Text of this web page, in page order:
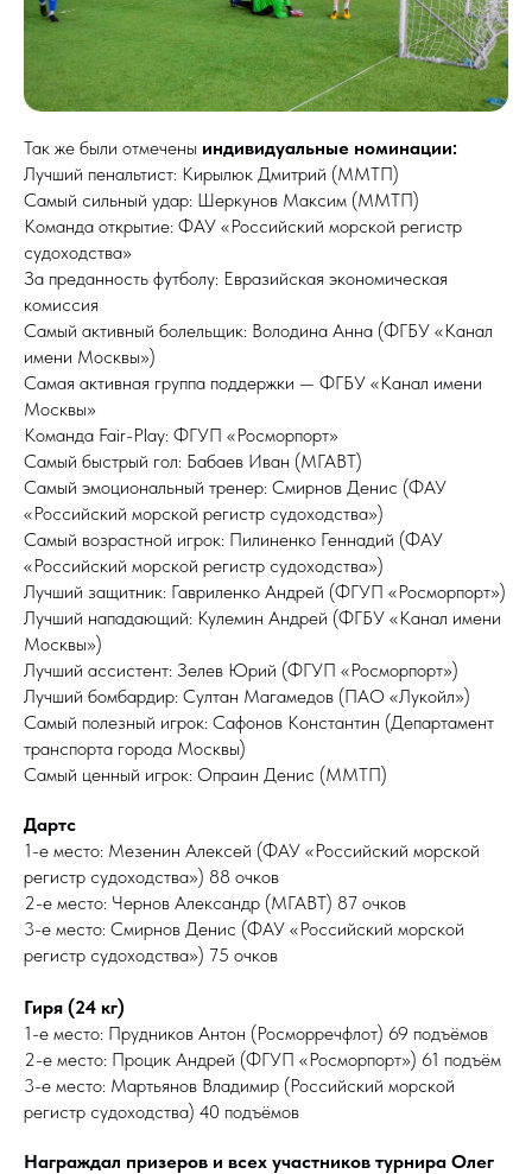
Так же были отмечены индивидуальные номинации:
Лучший пенальтист: Кирылюк Дмитрий (ММТП)
Самый сильный удар: Шеркунов Максим (ММТП)
Команда открытие: ФАУ «Российский морской регистр
судоходства»
За преданность футболу: Евразийская экономическая
комиссия
Самый активный болельщик: Володина Анна (ФГБУ «Канал
имени Москвы»)
Самая активная группа поддержки — ФГБУ «Канал имени
Москвы»
Команда Fair-Play: ФГУП «Росморпорт»
Самый быстрый гол: Бабаев Иван (МГАВТ)
Самый эмоциональный тренер: Смирнов Денис (ФАУ
«Российский морской регистр судоходства»)
Самый возрастной игрок: Пилиненко Геннадий (ФАУ
«Российский морской регистр судоходства»)
Лучший защитник: Гавриленко Андрей (ФГУП «Росморпорт»)
Лучший нападающий: Кулемин Андрей (ФГБУ «Канал имени
Москвы»)
Лучший ассистент: Зелев Юрий (ФГУП «Росморпорт»)
Лучший бомбардир: Султан Магамедов (ПАО «Лукойл»)
Самый полезный игрок: Сафонов Константин (Департамент
транспорта города Москвы)
Самый ценный игрок: Опраин Денис (ММТП)
Дартс
1-е место: Мезенин Алексей (ФАУ «Российский морской
регистр судоходства») 88 очков
2-е место: Чернов Александр (МГАВТ) 87 очков
3-е место: Смирнов Денис (ФАУ «Российский морской
регистр судоходства») 75 очков
Гиря (24 кг)
1-е место: Прудников Антон (Росморречфлот) 69 подъёмов
2-е место: Процик Андрей (ФГУП «Росморпорт») 61 подъём
3-е место: Мартьянов Владимир (Российский морской
регистр судоходства) 40 подъёмов
Награждал призеров и всех участников турнира Олег